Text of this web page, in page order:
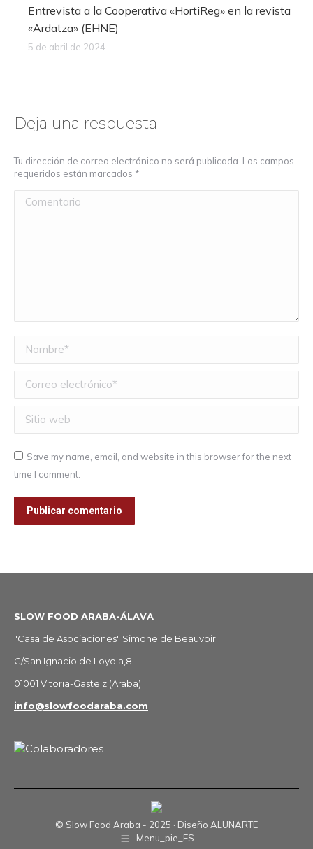
Entrevista a la Cooperativa «HortiReg» en la revista
«Ardatza» (EHNE)
5 de abril de 2024
Deja una respuesta
Tu dirección de correo electrónico no será publicada. Los campos
requeridos están marcados *
Comentario
Nombre *
Correo electrónico *
Sitio web
Save my name, email, and website in this browser for the next
time I comment.
Publicar comentario
SLOW FOOD ARABA-ÁLAVA
"Casa de Asociaciones" Simone de Beauvoir
C/San Ignacio de Loyola,8
01001 Vitoria-Gasteiz (Araba)
info@slowfoodaraba.com
© Slow Food Araba - 2025 · Diseño ALUNARTE
Menu_pie_ES